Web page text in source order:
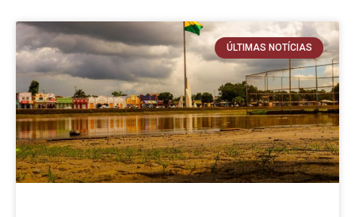
ÚLTIMAS NOTÍCIAS